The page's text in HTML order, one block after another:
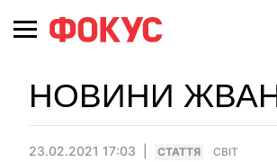
НОВИНИ
23.02.2021 17:03 СТАТТЯ СВІТ